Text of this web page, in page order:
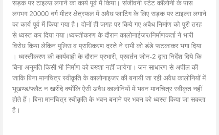
सड़क पर टाइल्स लगाने का कार्य पूर्व में किया। संजीवनी स्टेट कॉलोनी के पास
लगभग 20000 वर्ग मीटर क्षेत्रफल में अवैध प्लाटिंग के लिए सड़क पर टाइल्स लगाने
का कार्य पूर्व में किया गया है। दोनों ही जगह पर किये गए अवैध निर्माण को पूरी तरह
से ध्वस्त कर दिया गया।ध्वस्तीकरण के दौरान कालोनाईजर/निर्माणकर्ता ने भारी
विरोध किया लेकिन पुलिस व प्राधिकरण दस्ते ने सभी को डंडे फटकाकर भगा दिया
। ध्वस्तीकरण की कार्यवाही के दौरान प्रभारी, प्रवर्तन जोन-2 द्वारा निर्देश दिये कि
बिना अनुमति किसी भी निर्माण को बख्शा नहीं जायेगा। जन साधारण से अपील की
जाकि बिना मानचित्र स्वीकृति के कालोनाइजर की बनायी जा रही अवैध कालोनियों में
भूखण्ड/फ्लैट न खरींदे क्योंकि ऐसी अवैध कालोनियों में भवन मानचित्र स्वीकृत नहीं
होते हैं। बिना मानचित्र स्वीकृति के भवन बनाने पर भवन को ध्वस्त किया जा सकता
है।